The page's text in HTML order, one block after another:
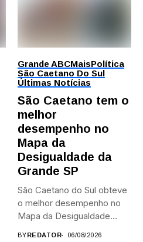
Grande ABCMaisPolítica
São Caetano Do Sul
Últimas Notícias
São Caetano tem o
melhor
desempenho no
Mapa da
Desigualdade da
Grande SP
São Caetano do Sul obteve
o melhor desempenho no
Mapa da Desigualdade...
BYREDATOR 06/08/2026